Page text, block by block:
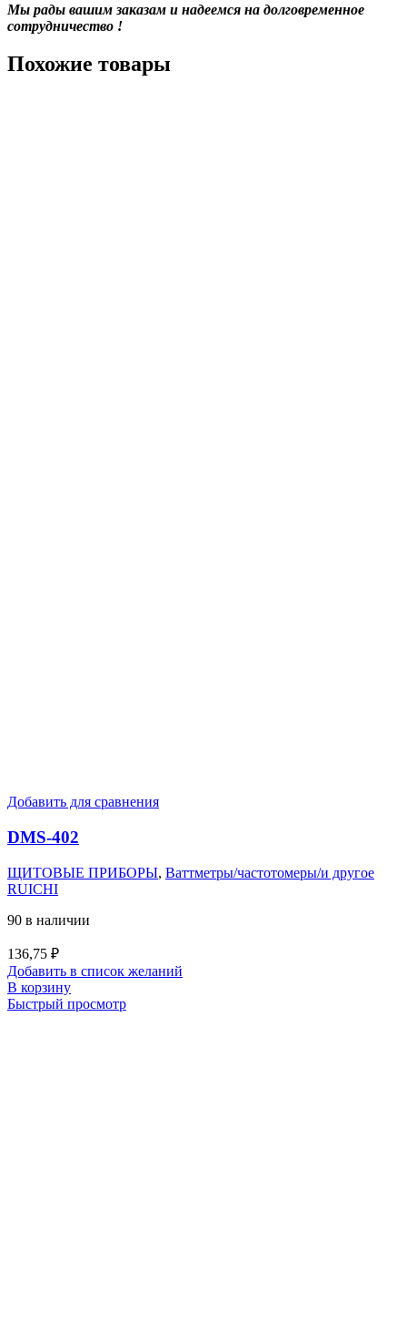
Мы рады вашим заказам и надеемся на долговременное
сотрудничество !
Похожие товары
Добавить для сравнения
DMS-402
ЩИТОВЫЕ ПРИБОРЫ, Ваттметры/частотомеры/и другое
RUICHI
90 в наличии
136,75 ₽
Добавить в список желаний
В корзину
Быстрый просмотр